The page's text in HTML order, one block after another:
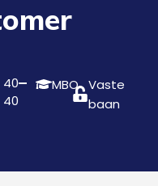
40
40
MBO Vaste
baan